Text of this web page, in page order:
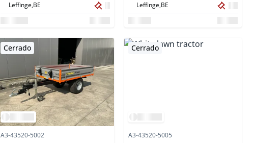
Leffinge,BE Leffinge,BE
Cerrado
A3-43520-5002
Cerrado
A3-43520-5005